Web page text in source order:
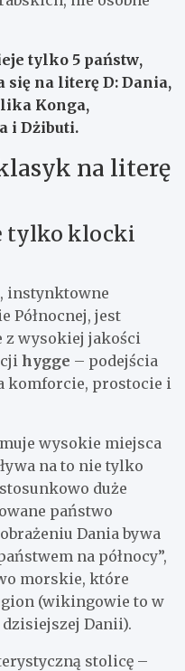
tylko 5 państw,
się na literę D: Dania,
Konga,
i Dżibuti.
na literę
tylko klocki
instynktowne
Północnej, jest
z wysokiej jakości
hygge – podejścia
komforcie, prostocie i
wysokie miejsca
na to nie tylko
duże
państwo
Dania bywa
na północy”,
morskie, które
(wikingowie to w
Danii).
stolicę –